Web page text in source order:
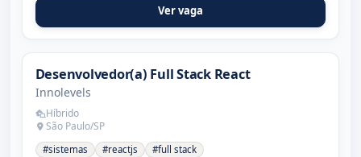
Ver vaga
Desenvolvedor(a) Full Stack React
Innolevels
Híbrido
São Paulo/SP
#sistemas #reactjs #full stack